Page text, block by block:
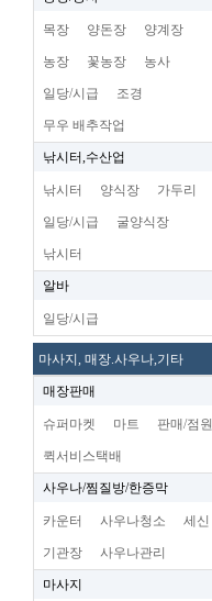
목장 양돈장 양계장
농장 꽃농장 농사
일당/시급 조경
무우 배추작업
낚시터,수산업
낚시터 양식장 가두리
일당/시급 굴양식장
낚시터
알바
일당/시급
마사지, 매장.사우나,기타
매장판매
슈퍼마켓 마트 판매/점원
퀵서비스택배
사우나/찜질방/한증막
카운터 사우나청소 세신
기관장 사우나관리
마사지